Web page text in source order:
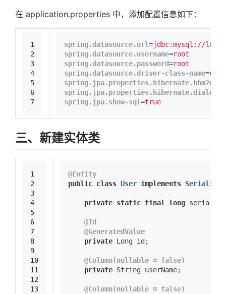
在 application.properties 中，添加配置信息如下：
1
2
3
4
5
6
7
spring.datasource.url=jdbc:mysql://
spring.datasource.username=root
spring.datasource.password=root
spring.datasource.driver-class-name=
spring.jpa.properties.hibernate.dialect
spring.jpa.show-sql=true
三、新建实体类
1
2
3
4
5
6
7
8
9
10
11
12
13
@Entity
public class User implements
private static final long
@Id
@GeneratedValue
private Long id;
@Column(nullable = false)
private String userName;
@Column(nullable = false)